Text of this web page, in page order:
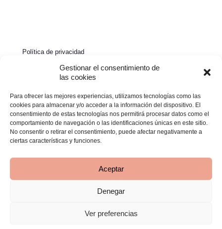
Gestionar el consentimiento de
las cookies
Para ofrecer las mejores experiencias, utilizamos tecnologías como las
cookies para almacenar y/o acceder a la información del dispositivo. El
consentimiento de estas tecnologías nos permitirá procesar datos como el
comportamiento de navegación o las identificaciones únicas en este sitio.
No consentir o retirar el consentimiento, puede afectar negativamente a
ciertas características y funciones.
Aceptar
Denegar
Ver preferencias
Política de privacidad
Política de cookies
Declaración de accesibilidad
Desarrollado porTOOOLS